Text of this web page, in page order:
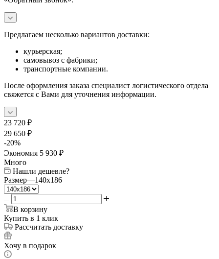
Предлагаем несколько вариантов доставки:
курьерская;
самовывоз с фабрики;
транспортные компании.
После оформления заказа специалист логистического отдела
свяжется с Вами для уточнения информации.
23 720 ₽
29 650 ₽
-20%
Экономия 5 930 ₽
Много
Нашли дешевле?
Размер—140x186
В корзину
Купить в 1 клик
Рассчитать доставку
Хочу в подарок